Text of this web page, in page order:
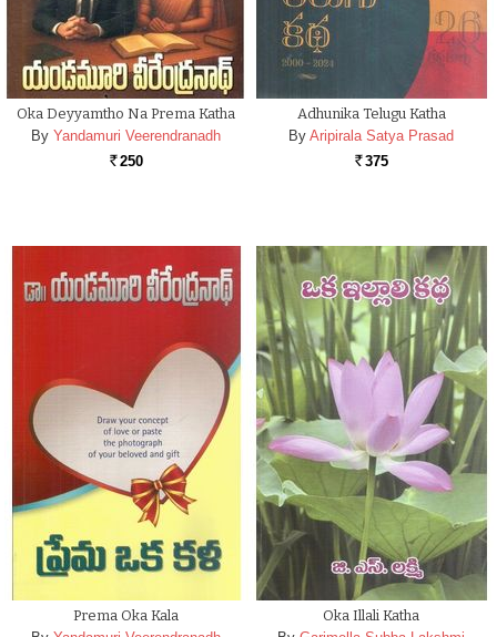
Oka Deyyamtho Na Prema Katha
By Yandamuri Veerendranadh
Rs. 250
Adhunika Telugu Katha
By Aripirala Satya Prasad
Rs. 375
Prema Oka Kala
Oka Illali Katha